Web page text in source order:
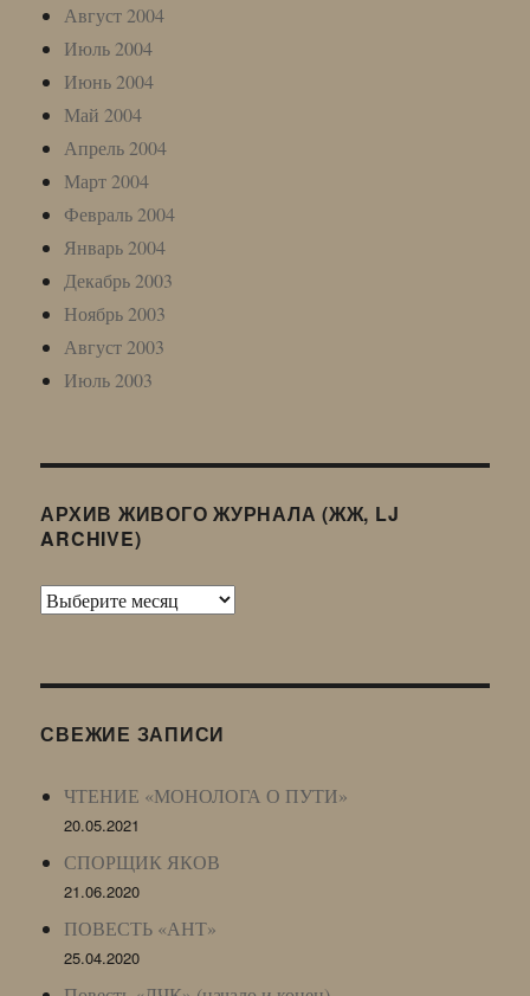
Август 2004
Июль 2004
Июнь 2004
Май 2004
Апрель 2004
Март 2004
Февраль 2004
Январь 2004
Декабрь 2003
Ноябрь 2003
Август 2003
Июль 2003
АРХИВ ЖИВОГО ЖУРНАЛА (ЖЖ, LJ
ARCHIVE)
Архив
LJ
СВЕЖИЕ ЗАПИСИ
ЧТЕНИЕ «МОНОЛОГА О ПУТИ»
20.05.2021
СПОРЩИК ЯКОВ
21.06.2020
ПОВЕСТЬ «АНТ»
25.04.2020